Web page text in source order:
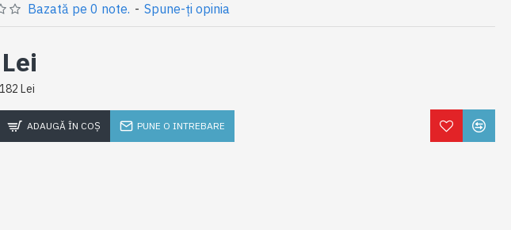
Bazată pe 0 note. - Spune-ţi opinia
Lei
ADAUGĂ ÎN COŞ PUNE O INTREBARE